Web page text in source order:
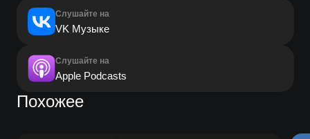
Слушайте на
VK Музыке
Слушайте на
Apple Podcasts
Похожее